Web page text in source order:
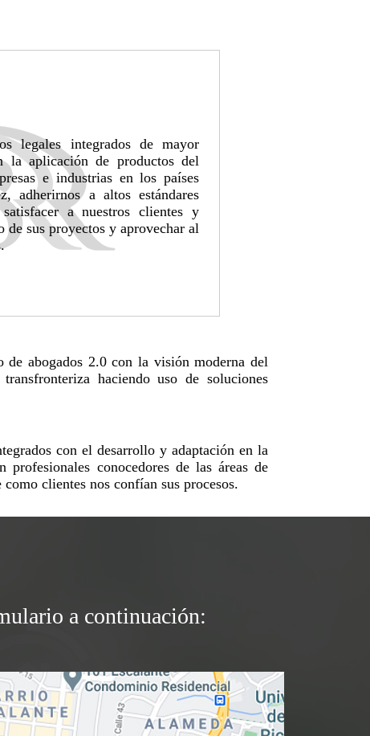
legales integrados de mayor
la aplicación de productos del
e industrias en los países
adherirnos a altos estándares
a nuestros clientes y
de sus proyectos y aprovechar al
abogados 2.0 con la visión moderna del
haciendo uso de soluciones
con el desarrollo y adaptación en la
conocedores de las áreas de
clientes nos confían sus procesos.
a continuación: